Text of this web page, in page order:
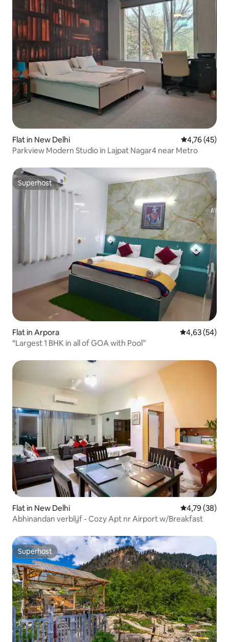
Flat in New Delhi Gemiddelde
4,76 (45)
Parkview Modern Studio in Lajpat Nagar4 near Metro
Superhost
Superhost
Flat in Arpora Gemiddelde
4,63 (54)
“Largest 1 BHK in all of GOA with Pool”
Flat in New Delhi Gemiddelde
4,79 (38)
Abhinandan verblijf - Cozy Apt nr Airport w/Breakfast
Superhost
Superhost